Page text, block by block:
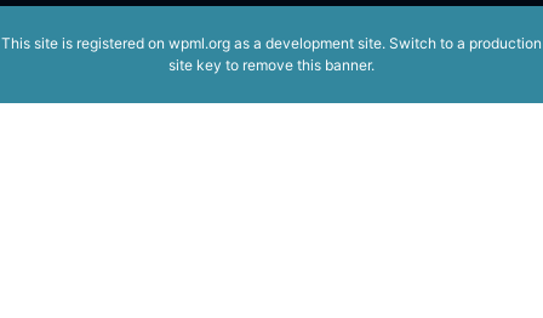
This site is registered on wpml.org as a development site. Switch to a production
site key to remove this banner.